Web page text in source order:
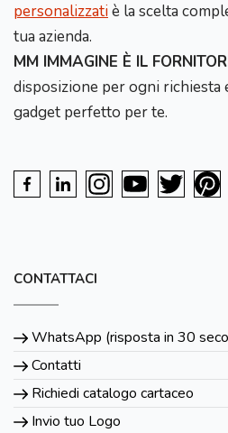
personalizzatiè la scelta
tua azienda.
MM IMMAGINE È IL
disposizione per ogni
gadget perfetto per te.
CONTATTACI
WhatsApp (risposta in 30
Contatti
Richiedi catalogo cartaceo
Invio tuo Logo